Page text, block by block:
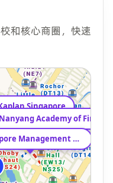
和核心商圈，快速
Singapore Management University
Singapore